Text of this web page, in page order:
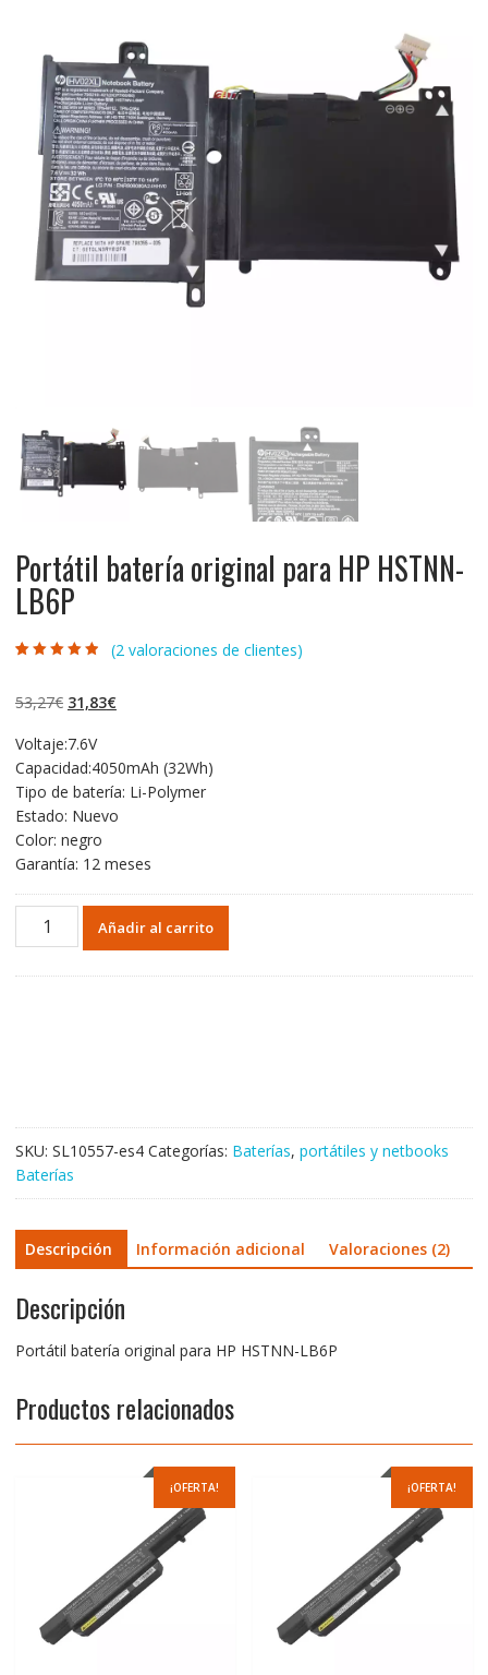
Portátil batería original para HP HSTNN-
LB6P
valoraciones
(2valoraciones de clientes)
53,27€ El
original
era:
53,27€.
31,83€El
es:
31,83€.
Voltaje:7.6V
Capacidad:4050mAh (32Wh)
Tipo de batería: Li-Polymer
Estado: Nuevo
Color: negro
Garantía: 12 meses
Portátil
batería
Añadir al carrito
SKU: SL10557-es4 Categorías: Baterías, portátiles y netbooks
Baterías
Descripción Información adicional Valoraciones (2)
Descripción
Portátil batería original para HP HSTNN-LB6P
Productos relacionados
¡OFERTA! ¡OFERTA!